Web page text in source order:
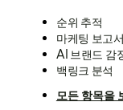
순위 추적
마케팅 보고
AI 브랜드 감
백링크 분석
모든 항목을